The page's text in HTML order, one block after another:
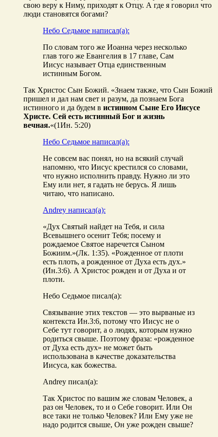
свою веру к Ниму, приходят к Отцу. А где я говорил что
люди становятся богами?
Небо Седьмое написал(а):
По словам того же Иоанна через несколько
глав того же Евангелия в 17 главе, Сам
Иисус называет Отца единственным
истинным Богом.
Так Христос Сын Божий. «Знаем также, что Сын Божий
пришел и дал нам свет и разум, да познаем Бога
истинного и да будем в истинном Сыне Его Иисусе
Христе. Сей есть истинный Бог и жизнь
вечная.«(1Ин. 5:20)
Небо Седьмое написал(а):
Не совсем вас понял, но на всякий случай
напомню, что Иисус крестился со словами,
что нужно исполнить правду. Нужно ли это
Ему или нет, я гадать не берусь. Я лишь
читаю, что написано.
Andrey написал(а):
«Дух Святый найдет на Тебя, и сила
Всевышнего осенит Тебя; посему и
рождаемое Святое наречется Сыном
Божиим.»(Лк. 1:35). «Рожденное от плоти
есть плоть, а рожденное от Духа есть дух.»
(Ин.3:6). А Христос рожден и от Духа и от
плоти.
Небо Седьмое писал(а):
Связывание этих текстов — это вырваные из
контекста Ин.3:6, потому что Иисус не о
Себе тут говорит, а о людях, которым нужно
родиться свыше. Поэтому фраза: «рожденное
от Духа есть дух» не может быть
использована в качестве доказательства
Иисуса, как божества.
Andrey писал(а):
Так Христос по вашим же словам Человек, а
раз он Человек, то и о Себе говорит. Или Он
все таки не только Человек? Или Ему уже не
надо родится свыше, Он уже рожден свыше?